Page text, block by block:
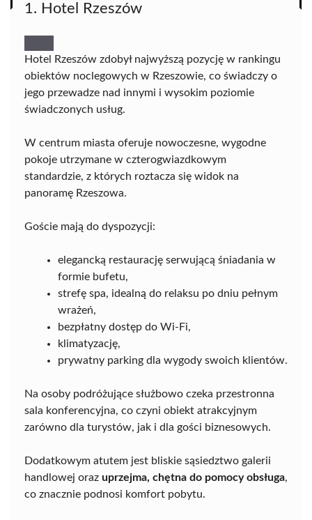
1. Hotel Rzeszów
Hotel Rzeszów zdobył najwyższą pozycję w rankingu
obiektów noclegowych w Rzeszowie, co świadczy o
jego przewadze nad innymi i wysokim poziomie
świadczonych usług.
W centrum miasta oferuje nowoczesne, wygodne
pokoje utrzymane w czterogwiazdkowym
standardzie, z których roztacza się widok na
panoramę Rzeszowa.
Goście mają do dyspozycji:
elegancką restaurację serwującą śniadania w
formie bufetu,
strefę spa, idealną do relaksu po dniu pełnym
wrażeń,
bezpłatny dostęp do Wi-Fi,
klimatyzację,
prywatny parking dla wygody swoich klientów.
Na osoby podróżujące służbowo czeka przestronna
sala konferencyjna, co czyni obiekt atrakcyjnym
zarówno dla turystów, jak i dla gości biznesowych.
Dodatkowym atutem jest bliskie sąsiedztwo galerii
handlowej oraz uprzejma, chętna do pomocy obsługa,
co znacznie podnosi komfort pobytu.